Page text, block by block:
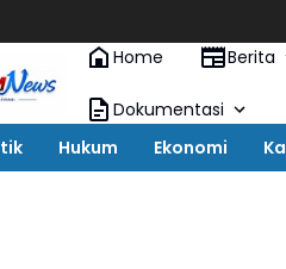
Home
Berita
Dokumentasi
Hukum Ekonomi